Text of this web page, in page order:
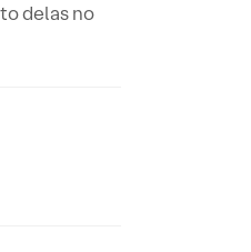
delas no